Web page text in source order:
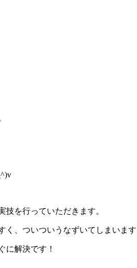
を行っていただきます。
く、ついついうなずいてしまいま
に解決です！